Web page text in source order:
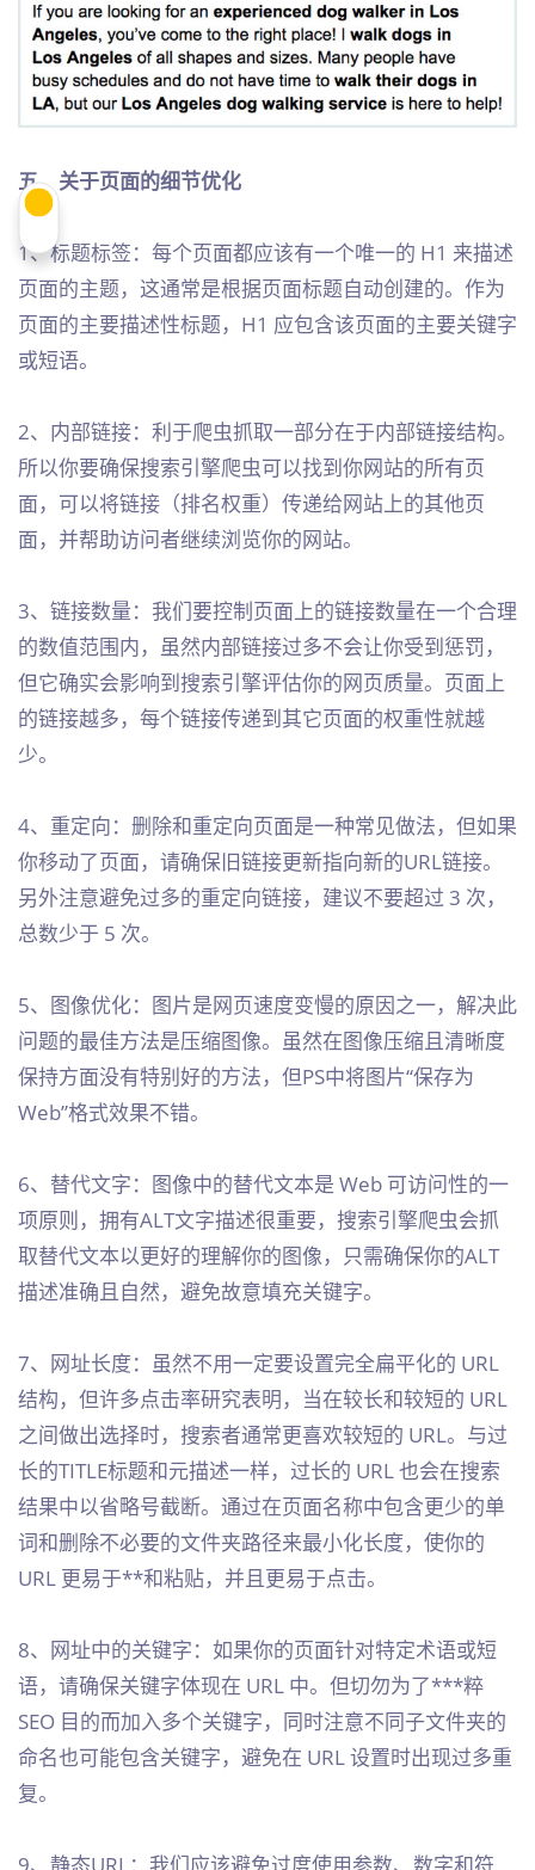
五、关于页面的细节优化
1、标题标签：每个页面都应该有一个唯一的 H1 来描述
页面的主题，这通常是根据页面标题自动创建的。作为
页面的主要描述性标题，H1 应包含该页面的主要关键字
或短语。
2、内部链接：利于爬虫抓取一部分在于内部链接结构。
所以你要确保搜索引擎爬虫可以找到你网站的所有页
面，可以将链接（排名权重）传递给网站上的其他页
面，并帮助访问者继续浏览你的网站。
3、链接数量：我们要控制页面上的链接数量在一个合理
的数值范围内，虽然内部链接过多不会让你受到惩罚，
但它确实会影响到搜索引擎评估你的网页质量。页面上
的链接越多，每个链接传递到其它页面的权重性就越
少。
4、重定向：删除和重定向页面是一种常见做法，但如果
你移动了页面，请确保旧链接更新指向新的URL链接。
另外注意避免过多的重定向链接，建议不要超过 3 次，
总数少于 5 次。
5、图像优化：图片是网页速度变慢的原因之一，解决此
问题的最佳方法是压缩图像。虽然在图像压缩且清晰度
保持方面没有特别好的方法，但PS中将图片“保存为
Web”格式效果不错。
6、替代文字：图像中的替代文本是 Web 可访问性的一
项原则，拥有ALT文字描述很重要，搜索引擎爬虫会抓
取替代文本以更好的理解你的图像，只需确保你的ALT
描述准确且自然，避免故意填充关键字。
7、网址长度：虽然不用一定要设置完全扁平化的 URL
结构，但许多点击率研究表明，当在较长和较短的 URL
之间做出选择时，搜索者通常更喜欢较短的 URL。与过
长的TITLE标题和元描述一样，过长的 URL 也会在搜索
结果中以省略号截断。通过在页面名称中包含更少的单
词和删除不必要的文件夹路径来最小化长度，使你的
URL 更易于**和粘贴，并且更易于点击。
8、网址中的关键字：如果你的页面针对特定术语或短
语，请确保关键字体现在 URL 中。但切勿为了***粹
SEO 目的而加入多个关键字，同时注意不同子文件夹的
命名也可能包含关键字，避免在 URL 设置时出现过多重
复。
9、静态URL：我们应该避免过度使用参数、数字和符